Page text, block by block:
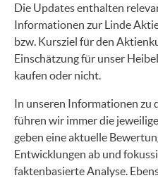
Die Updates enthalten
Informationen zur Linde
bzw. Kursziel für den
Einschätzung für unser
kaufen oder nicht.
In unseren Informationen zu
führen wir immer die
geben eine aktuelle
Entwicklungen ab und
faktenbasierte Analyse.